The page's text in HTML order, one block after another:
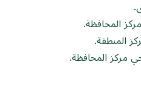
المحافظة.
المنطقة.
مركز المحافظة.